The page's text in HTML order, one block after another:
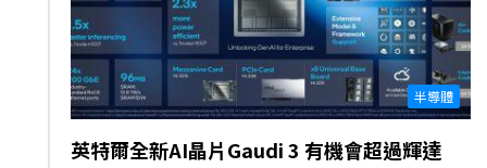
半導體
英特爾全新AI晶片Gaudi 3 有機會超過輝達